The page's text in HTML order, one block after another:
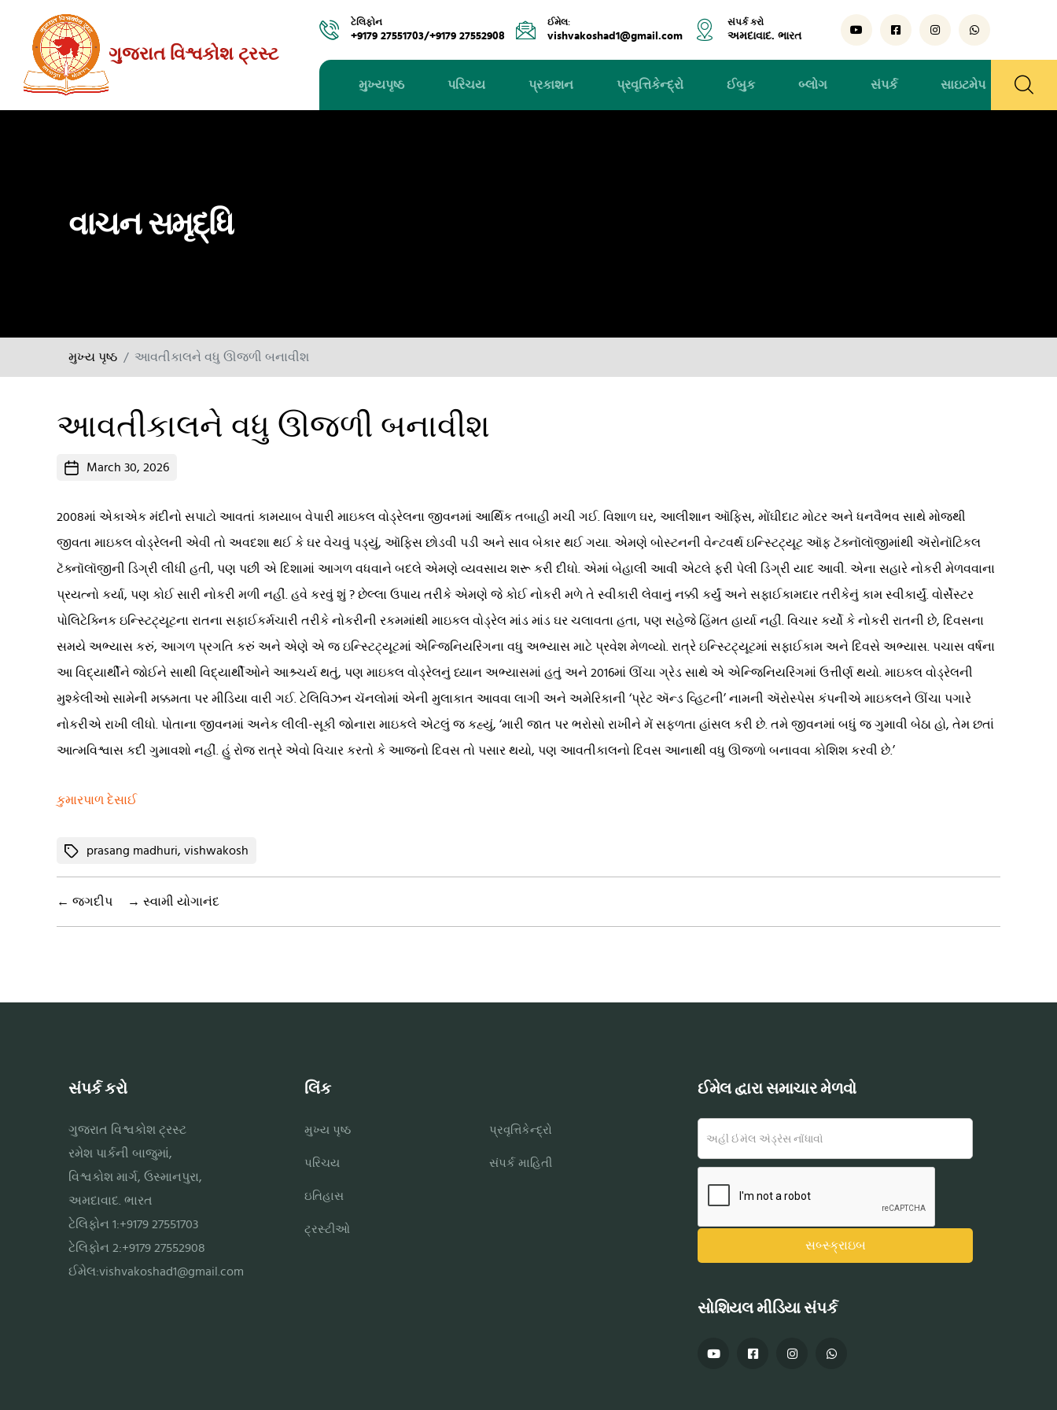
content
ગુજરાત વિશ્વકોશ ટ્રસ્ટ
ટેલિફોન
+9179 27551703/+9179 27552908
ઈમેલ:
vishvakoshad1@gmail.com
સંપર્ક કરો
અમદાવાદ. ભારત
મુખ્યપૃષ્ઠ પરિચય પ્રકાશન પ્રવૃત્તિકેન્દ્રો ઈબુક બ્લોગ સંપર્ક સાઇટમેપ
વાચન સમૃદ્ધિ
મુખ્ય પૃષ્ઠ આવતીકાલને વધુ ઊજળી બનાવીશ
આવતીકાલને વધુ ઊજળી બનાવીશ
PostMarch 30, 2026
2008માં એકાએક મંદીનો સપાટો આવતાં કામયાબ વેપારી માઇકલ વોડ્રેલના જીવનમાં આર્થિક તબાહી મચી ગઈ. વિશાળ ઘર, આલીશાન ઑફિસ, મોંઘીદાટ મોટર અને ધનવૈભવ સાથે મોજથી
જીવતા માઇકલ વોડ્રેલની એવી તો અવદશા થઈ કે ઘર વેચવું પડ્યું, ઑફિસ છોડવી પડી અને સાવ બેકાર થઈ ગયા. એમણે બોસ્ટનની વેન્ટવર્થ ઇન્સ્ટિટ્યૂટ ઑફ ટૅક્નૉલૉજીમાંથી ઍરોનૉટિકલ
ટૅક્નૉલૉજીની ડિગ્રી લીધી હતી, પણ પછી એ દિશામાં આગળ વધવાને બદલે એમણે વ્યવસાય શરૂ કરી દીધો. એમાં બેહાલી આવી એટલે ફરી પેલી ડિગ્રી યાદ આવી. એના સહારે નોકરી મેળવવાના
પ્રયત્નો કર્યા, પણ કોઈ સારી નોકરી મળી નહીં. હવે કરવું શું ? છેલ્લા ઉપાય તરીકે એમણે જે કોઈ નોકરી મળે તે સ્વીકારી લેવાનું નક્કી કર્યું અને સફાઈકામદાર તરીકેનું કામ સ્વીકાર્યું. વોર્સેસ્ટર
પોલિટેક્નિક ઇન્સ્ટિટ્યૂટના રાતના સફાઈકર્મચારી તરીકે નોકરીની રકમમાંથી માઇકલ વોડ્રેલ માંડ માંડ ઘર ચલાવતા હતા, પણ સહેજે હિંમત હાર્યા નહીં. વિચાર કર્યો કે નોકરી રાતની છે, દિવસના
સમયે અભ્યાસ કરું, આગળ પ્રગતિ કરું અને એણે એ જ ઇન્સ્ટિટ્યૂટમાં એન્જિનિયરિંગના વધુ અભ્યાસ માટે પ્રવેશ મેળવ્યો. રાત્રે ઇન્સ્ટિટ્યૂટમાં સફાઈકામ અને દિવસે અભ્યાસ. પચાસ વર્ષના
આ વિદ્યાર્થીને જોઈને સાથી વિદ્યાર્થીઓને આશ્ર્ચર્ય થતું, પણ માઇકલ વોડ્રેલનું ધ્યાન અભ્યાસમાં હતું અને 2016માં ઊંચા ગ્રેડ સાથે એ એન્જિનિયરિંગમાં ઉત્તીર્ણ થયો. માઇકલ વોડ્રેલની
મુશ્કેલીઓ સામેની મક્કમતા પર મીડિયા વારી ગઈ. ટેલિવિઝન ચૅનલોમાં એની મુલાકાત આવવા લાગી અને અમેરિકાની ‘પ્રેટ ઍન્ડ વ્હિટની’ નામની ઍરોસ્પેસ કંપનીએ માઇકલને ઊંચા પગારે
નોકરીએ રાખી લીધો. પોતાના જીવનમાં અનેક લીલી-સૂકી જોનારા માઇકલે એટલું જ કહ્યું, ‘મારી જાત પર ભરોસો રાખીને મેં સફળતા હાંસલ કરી છે. તમે જીવનમાં બધું જ ગુમાવી બેઠા હો, તેમ છતાં
આત્મવિશ્વાસ કદી ગુમાવશો નહીં. હું રોજ રાત્રે એવો વિચાર કરતો કે આજનો દિવસ તો પસાર થયો, પણ આવતીકાલનો દિવસ આનાથી વધુ ઊજળો બનાવવા કોશિશ કરવી છે.’
કુમારપાળ દેસાઈ
Tagsprasang madhuri, vishwakosh
← જગદીપ → સ્વામી યોગાનંદ
સંપર્ક કરો
ગુજરાત વિશ્વકોશ ટ્રસ્ટ
રમેશ પાર્કની બાજુમાં,
વિશ્વકોશ માર્ગ, ઉસ્માનપુરા,
અમદાવાદ. ભારત
ટેલિફોન 1:+9179 27551703
ટેલિફોન 2:+9179 27552908
ઈમેલ:vishvakoshad1@gmail.com
લિંક
મુખ્ય પૃષ્ઠ
પરિચય
ઇતિહાસ
ટ્રસ્ટીઓ
પ્રવૃત્તિકેન્દ્રો
સંપર્ક માહિતી
ઈમેલ દ્વારા સમાચાર મેળવો
સોશિયલ મીડિયા સંપર્ક